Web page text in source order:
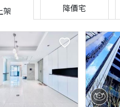
架 降價宅